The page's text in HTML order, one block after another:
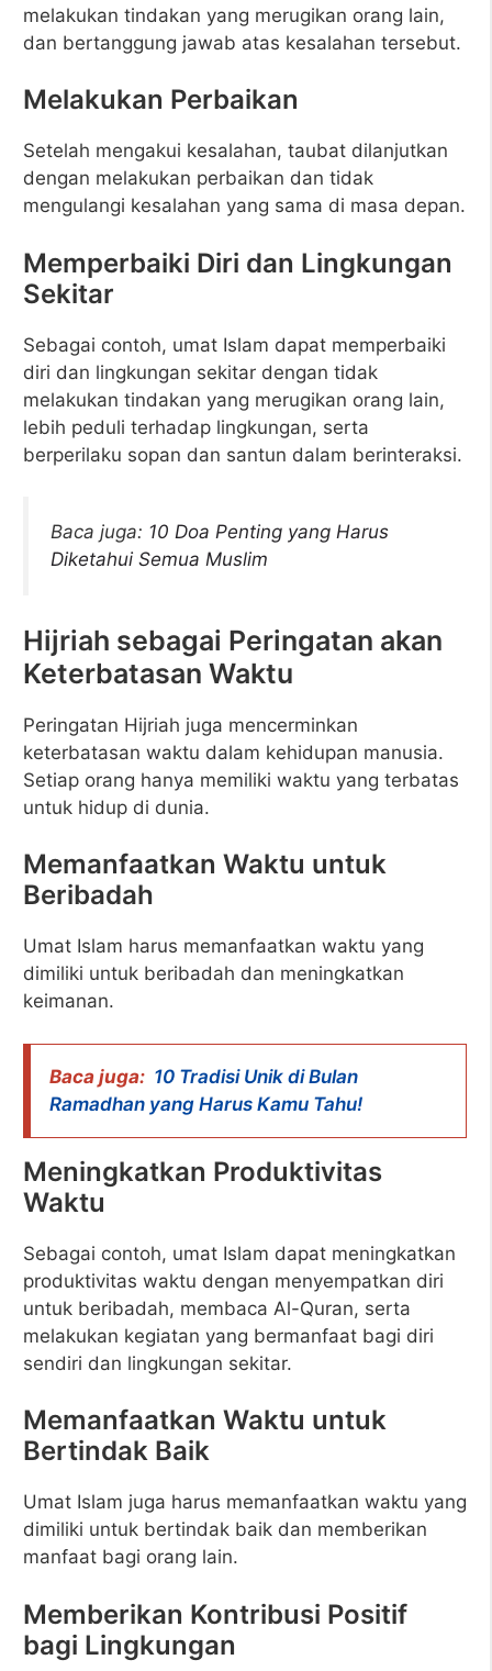
melakukan tindakan yang merugikan orang lain,
dan bertanggung jawab atas kesalahan tersebut.
Melakukan Perbaikan
Setelah mengakui kesalahan, taubat dilanjutkan
dengan melakukan perbaikan dan tidak
mengulangi kesalahan yang sama di masa depan.
Memperbaiki Diri dan Lingkungan
Sekitar
Sebagai contoh, umat Islam dapat memperbaiki
diri dan lingkungan sekitar dengan tidak
melakukan tindakan yang merugikan orang lain,
lebih peduli terhadap lingkungan, serta
berperilaku sopan dan santun dalam berinteraksi.
Baca juga: 10 Doa Penting yang Harus
Diketahui Semua Muslim
Hijriah sebagai Peringatan akan
Keterbatasan Waktu
Peringatan Hijriah juga mencerminkan
keterbatasan waktu dalam kehidupan manusia.
Setiap orang hanya memiliki waktu yang terbatas
untuk hidup di dunia.
Memanfaatkan Waktu untuk
Beribadah
Umat Islam harus memanfaatkan waktu yang
dimiliki untuk beribadah dan meningkatkan
keimanan.
Baca juga: 10 Tradisi Unik di Bulan
Ramadhan yang Harus Kamu Tahu!
Meningkatkan Produktivitas
Waktu
Sebagai contoh, umat Islam dapat meningkatkan
produktivitas waktu dengan menyempatkan diri
untuk beribadah, membaca Al-Quran, serta
melakukan kegiatan yang bermanfaat bagi diri
sendiri dan lingkungan sekitar.
Memanfaatkan Waktu untuk
Bertindak Baik
Umat Islam juga harus memanfaatkan waktu yang
dimiliki untuk bertindak baik dan memberikan
manfaat bagi orang lain.
Memberikan Kontribusi Positif
bagi Lingkungan